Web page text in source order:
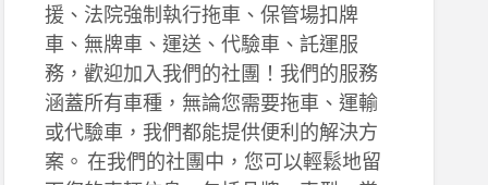
援、法院強制執行拖車、保管場扣牌
車、無牌車、運送、代驗車、託運服
務，歡迎加入我們的社團！我們的服務
涵蓋所有車種，無論您需要拖車、運輸
或代驗車，我們都能提供便利的解決方
案。 在我們的社團中，您可以輕鬆地留